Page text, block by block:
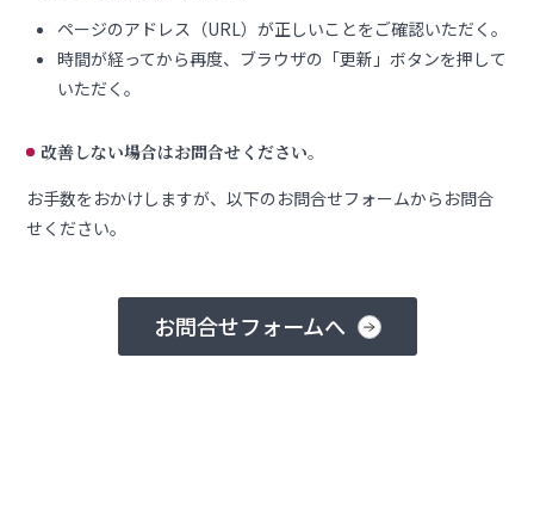
ページのアドレス（URL）が正しいことをご確認いただく。
時間が経ってから再度、ブラウザの「更新」ボタンを押して
いただく。
改善しない場合はお問合せください。
お手数をおかけしますが、以下のお問合せフォームからお問合
せください。
お問合せフォームへ